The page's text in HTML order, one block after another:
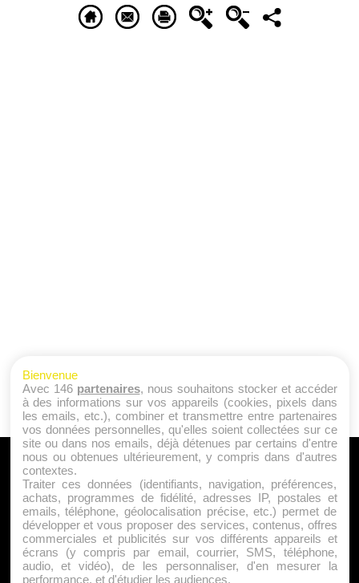
A PROPOS
Qui sommes nous ?
Mentions Légales
Publicité
Politique de Cookies
Contact
Bienvenue
Avec 146 partenaires, nous souhaitons stocker et accéder
à des informations sur vos appareils (cookies, pixels dans
les emails, etc.), combiner et transmettre entre partenaires
vos données personnelles, qu'elles soient collectées sur ce
site ou dans nos emails, déjà détenues par certains d'entre
nous ou obtenues ultérieurement, y compris dans d'autres
contextes.
Traiter ces données (identifiants, navigation, préférences,
achats, programmes de fidélité, adresses IP, postales et
emails, téléphone, géolocalisation précise, etc.) permet de
développer et vous proposer des services, contenus, offres
commerciales et publicités sur vos différents appareils et
écrans (y compris par email, courrier, SMS, téléphone,
audio, et vidéo), de les personnaliser, d'en mesurer la
performance, et d'étudier les audiences.